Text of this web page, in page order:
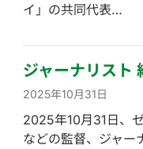
イ」の共同代表…
ジャーナリスト
2025年10月31日
2025年10月31日、
などの監督、ジャ